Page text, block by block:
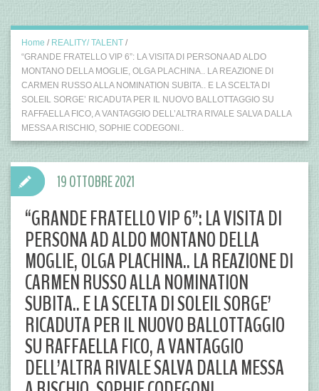
Home / REALITY/ TALENT /
“GRANDE FRATELLO VIP 6”: LA VISITA DI PERSONA AD ALDO
MONTANO DELLA MOGLIE, OLGA PLACHINA.. LA REAZIONE DI
CARMEN RUSSO ALLA NOMINATION SUBITA.. E LA SCELTA DI
SOLEIL SORGE’ RICADUTA PER IL NUOVO BALLOTTAGGIO SU
RAFFAELLA FICO, A VANTAGGIO DELL’ALTRA RIVALE SALVA DALLA
MESSA A RISCHIO, SOPHIE CODEGONI..
“GRANDE FRATELLO VIP 6”: LA VISITA DI
PERSONA AD ALDO MONTANO DELLA
MOGLIE, OLGA PLACHINA.. LA REAZIONE DI
CARMEN RUSSO ALLA NOMINATION
SUBITA.. E LA SCELTA DI SOLEIL SORGE’
RICADUTA PER IL NUOVO BALLOTTAGGIO
SU RAFFAELLA FICO, A VANTAGGIO
DELL’ALTRA RIVALE SALVA DALLA MESSA
19 OTTOBRE 2021